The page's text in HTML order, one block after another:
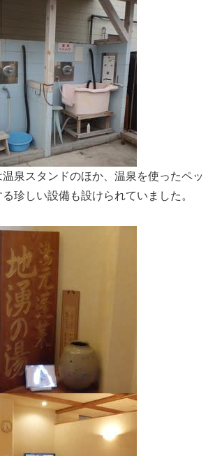
泉スタンドのほか、温泉を使ったペッ
珍しい設備も設けられていました。